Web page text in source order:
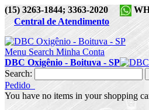
(15) 3263-1844; 3363-2020
Central de Atendimento
Menu Search Minha Conta
DBC Oxigênio - Boituva - SP
Search:
Pedido
You have no items in your shopping